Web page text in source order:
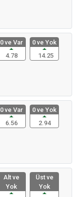
0 ve Var
4.78
0 ve Yok
14.25
0 ve Var
6.56
0 ve Yok
2.94
Alt ve
Yok
Üst ve
Yok